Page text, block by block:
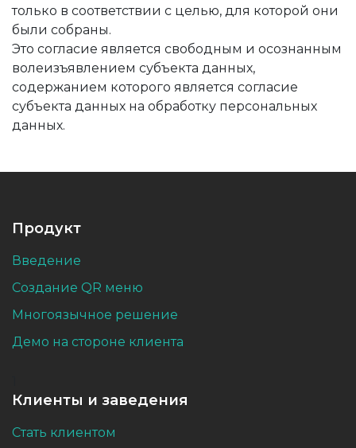
только в соответствии с целью, для которой они
были собраны.
Это согласие является свободным и осознанным
волеизъявлением субъекта данных,
содержанием которого является согласие
субъекта данных на обработку персональных
данных.
Продукт
Введение
Создание QR меню
Многоязычное решение
Демо на стороне клиента
Клиенты и заведения
Стать клиентом